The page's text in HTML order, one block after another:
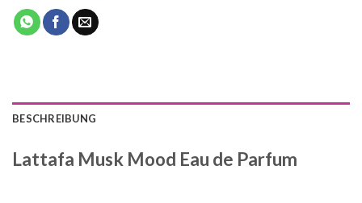
BESCHREIBUNG
Lattafa Musk Mood Eau de Parfum